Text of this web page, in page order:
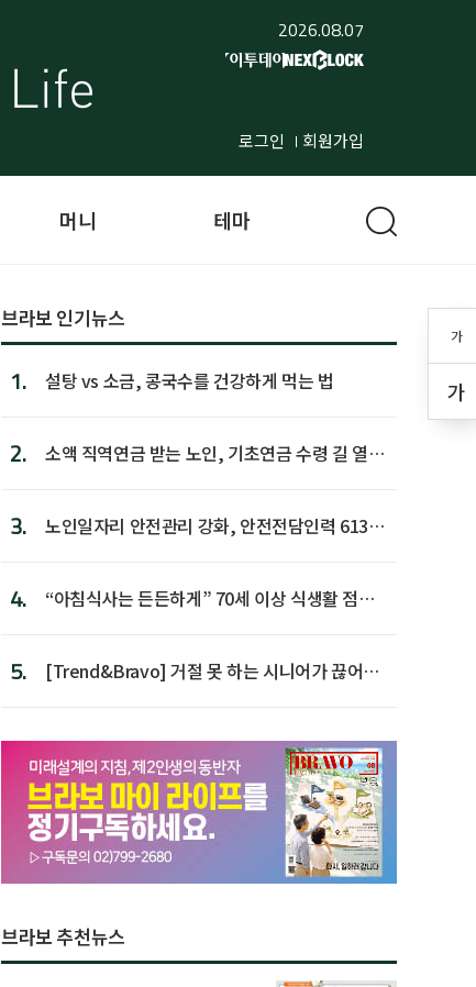
2026.08.07
로그인 회원가입
가
가
머니 테마
브라보 인기뉴스
1. 설탕 vs 소금, 콩국수를 건강하게 먹는 법
2.
소액 직역연금 받는 노인, 기초연금 수령 길 열린
3.
노인일자리 안전관리 강화, 안전전담인력 613명
4.
“아침식사는 든든하게” 70세 이상 식생활 점수
5.
[Trend&Bravo] 거절 못 하는 시니어가 끊어야
브라보 추천뉴스